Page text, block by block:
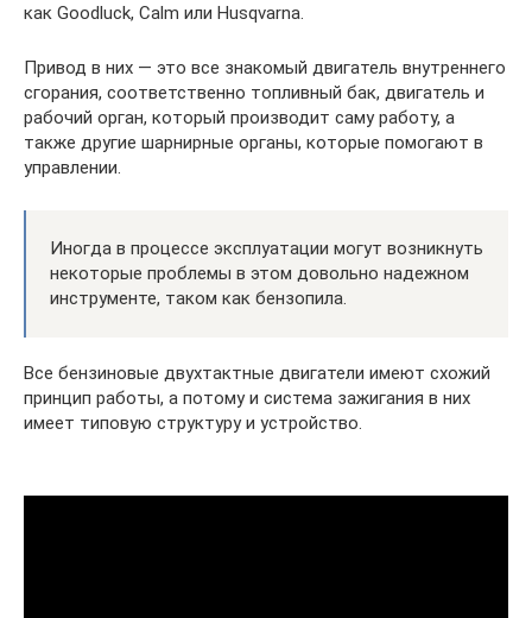
как Goodluck, Calm или Husqvarna.
Привод в них — это все знакомый двигатель внутреннего
сгорания, соответственно топливный бак, двигатель и
рабочий орган, который производит саму работу, а
также другие шарнирные органы, которые помогают в
управлении.
Иногда в процессе эксплуатации могут возникнуть
некоторые проблемы в этом довольно надежном
инструменте, таком как бензопила.
Все бензиновые двухтактные двигатели имеют схожий
принцип работы, а потому и система зажигания в них
имеет типовую структуру и устройство.